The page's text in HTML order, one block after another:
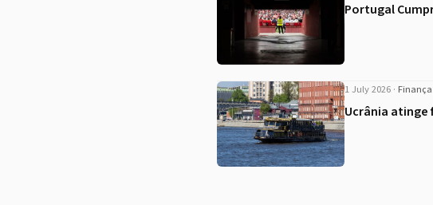
Portugal
1 July 2026 · Finança
Ucrânia atinge